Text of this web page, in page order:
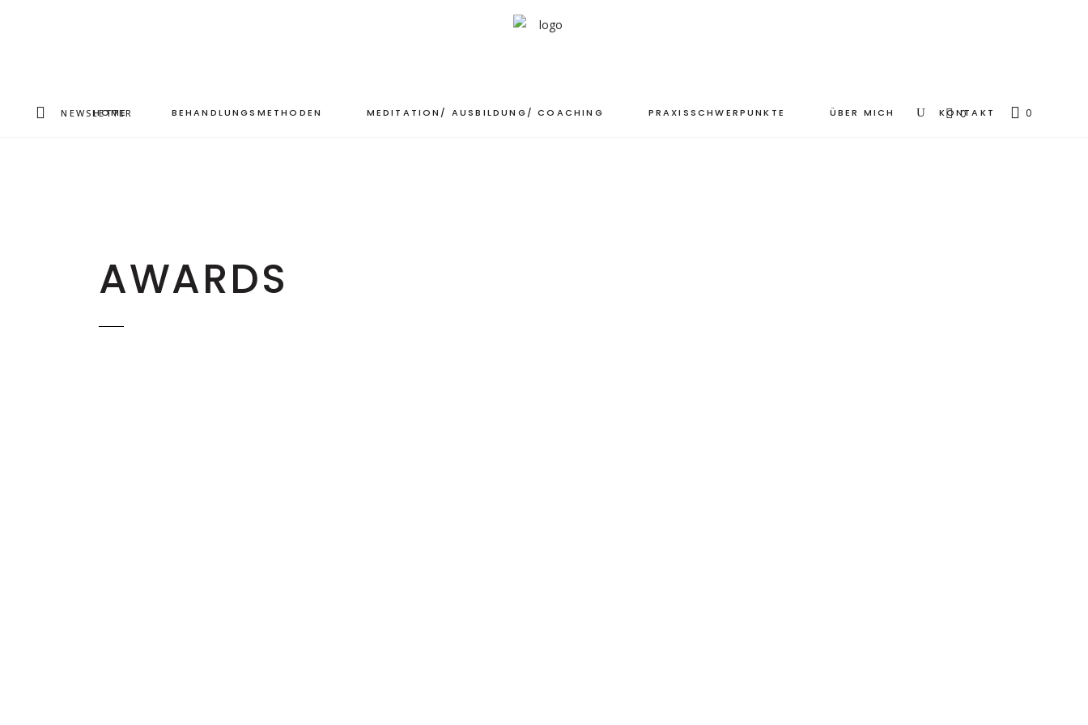
NEWSLETTER
HOME BEHANDLUNGSMETHODEN MEDITATION/ AUSBILDUNG/ COACHING PRAXISSCHWERPUNKTE ÜBER MICH KONTAKT
0 0
AWARDS